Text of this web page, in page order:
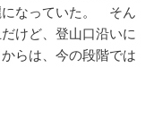
になっていた。 そん
けど、登山口沿いに
らは、今の段階では